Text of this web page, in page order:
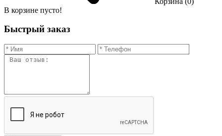
В корзине пусто!
Быстрый заказ